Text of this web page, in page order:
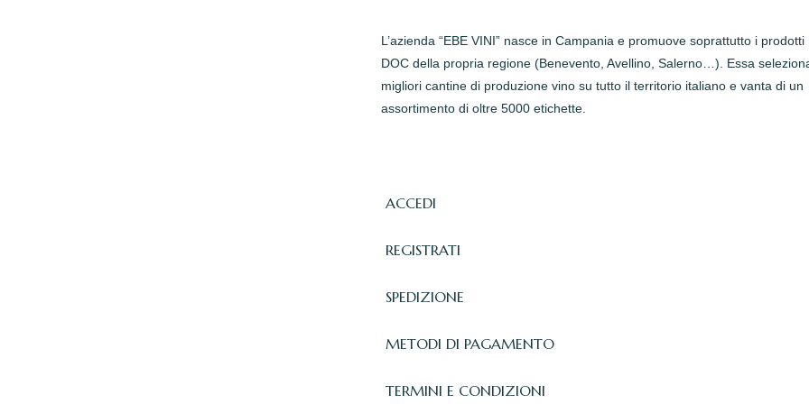
L’azienda “EBE VINI” nasce in Campania e promuove soprattutto i prodotti
DOC della propria regione (Benevento, Avellino, Salerno…). Essa
migliori cantine di produzione vino su tutto il territorio italiano e vanta di un
assortimento di oltre 5000 etichette.
ACCEDI
REGISTRATI
SPEDIZIONE
METODI DI PAGAMENTO
TERMINI E CONDIZIONI